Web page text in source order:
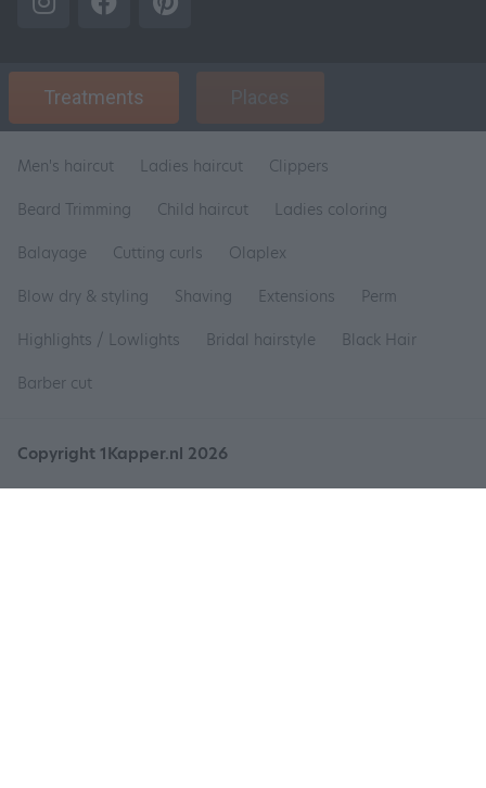
Treatments Places
Men's haircut Ladies haircut
Clippers
Beard Trimming
Child haircut
Ladies coloring
Balayage
Cutting curls
Olaplex
Blow dry & styling
Shaving Extensions
Perm
Highlights / Lowlights
Bridal hairstyle
Black Hair
Barber cut
Copyright 1Kapper.nl 2026